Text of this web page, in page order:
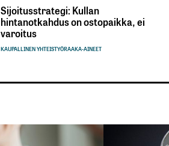
Sijoitusstrategi: Kullan
hintanotkahdus on ostopaikka, ei
varoitus
KAUPALLINEN YHTEISTYÖRAAKA-AINEET